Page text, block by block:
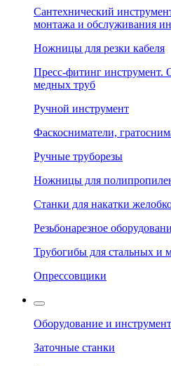
Сантехнический
монтажа и обслуживания
Ножницы для резки кабеля
Пресс-фитинг инструмент.
медных труб
Ручной инструмент
Фаскосниматели,
Ручные труборезы
Ножницы для
Станки для накатки
Резьбонарезное
Трубогибы для стальных и
Опрессовщики
Оборудование и
Заточные станки